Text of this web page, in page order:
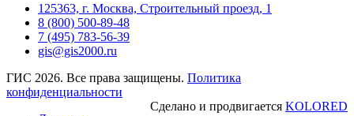
125363, г. Москва, Строительный проезд, 1
8 (800) 500-89-48
7 (495) 783-56-39
gis@gis2000.ru
ГИС 2026. Все права защищены. Политика
конфиденциальности
Сделано и продвигается KOLORED